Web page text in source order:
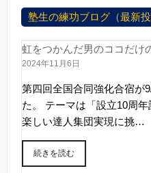
塾生の練功ブログ（最新投
虹をつかんだ男のココだけ
2024年11月6日
第四回全国合同強化合宿が
た。 テーマは「設立10周
楽しい達人集団実現に挑…
続きを読む